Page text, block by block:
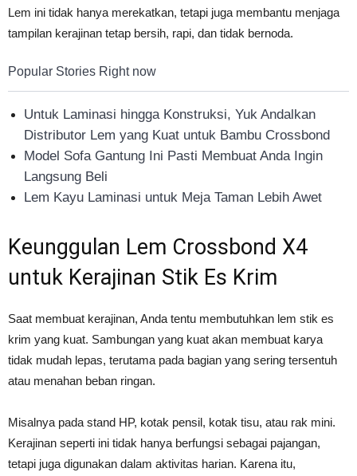
Lem ini tidak hanya merekatkan, tetapi juga membantu menjaga
tampilan kerajinan tetap bersih, rapi, dan tidak bernoda.
Popular Stories Right now
Untuk Laminasi hingga Konstruksi, Yuk Andalkan
Distributor Lem yang Kuat untuk Bambu Crossbond
Model Sofa Gantung Ini Pasti Membuat Anda Ingin
Langsung Beli
Lem Kayu Laminasi untuk Meja Taman Lebih Awet
Keunggulan Lem Crossbond X4
untuk Kerajinan Stik Es Krim
Saat membuat kerajinan, Anda tentu membutuhkan lem stik es
krim yang kuat. Sambungan yang kuat akan membuat karya
tidak mudah lepas, terutama pada bagian yang sering tersentuh
atau menahan beban ringan.
Misalnya pada stand HP, kotak pensil, kotak tisu, atau rak mini.
Kerajinan seperti ini tidak hanya berfungsi sebagai pajangan,
tetapi juga digunakan dalam aktivitas harian. Karena itu,